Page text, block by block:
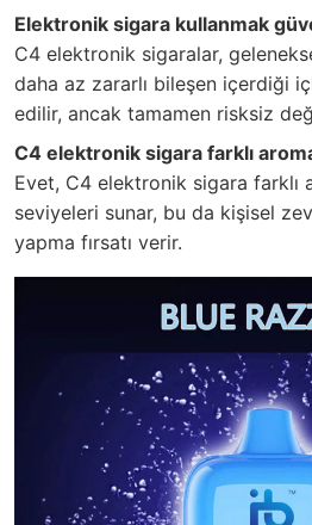
Elektronik sigara kullanmak
C4 elektronik sigaralar,
daha az zararlı bileşen içerdiği
edilir, ancak tamamen risksiz
C4 elektronik sigara farklı
Evet, C4 elektronik sigara farklı
seviyeleri sunar, bu da kişisel
yapma fırsatı verir.